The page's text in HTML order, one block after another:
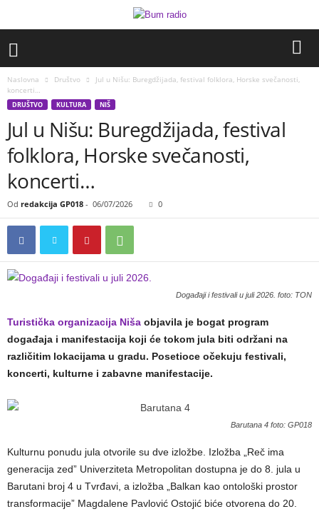
Naslovna Društvo
Jul u Nišu: Buregdžijada, festival folklora, Horske svečanosti,
koncerti…
DRUŠTVO KULTURA NIŠ
Jul u Nišu: Buregdžijada, festival
folklora, Horske svečanosti,
koncerti…
Od redakcija GP018 - 06/07/2026 0
Događaji i festivali u juli 2026. foto: TON
Turistička organizacija Niša objavila je bogat program
događaja i manifestacija koji će tokom jula biti održani na
različitim lokacijama u gradu. Posetioce očekuju festivali,
koncerti, kulturne i zabavne manifestacije.
Barutana 4 foto: GP018
Kulturnu ponudu jula otvorile su dve izložbe. Izložba „Reč ima
generacija zed” Univerziteta Metropolitan dostupna je do 8. jula u
Barutani broj 4 u Tvrđavi, a izložba „Balkan kao ontološki prostor
transformacije” Magdalene Pavlović Ostojić biće otvorena do 20.